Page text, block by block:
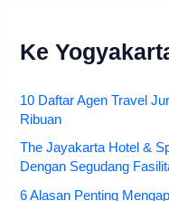
Ke
10 Daftar Agen Travel
Ribuan
The Jayakarta Hotel &
Dengan Segudang
6 Alasan Penting